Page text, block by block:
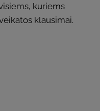
kuriems
klausimai.